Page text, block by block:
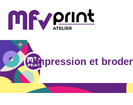
Impression et